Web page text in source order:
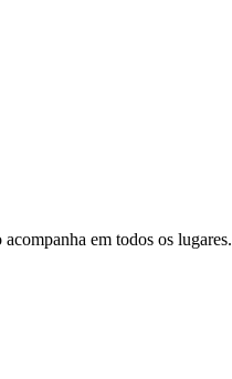
em todos os lugares.